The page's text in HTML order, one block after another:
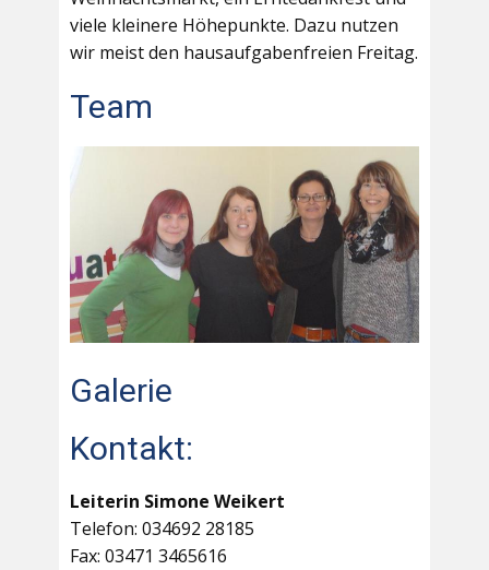
viele kleinere Höhepunkte. Dazu nutzen
wir meist den hausaufgabenfreien Freitag.
Team
Galerie
Kontakt:
Leiterin Simone Weikert
Telefon: 034692 28185
Fax: 03471 3465616